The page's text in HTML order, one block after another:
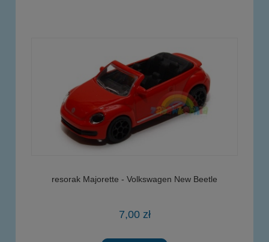
resorak Majorette - Volkswagen New Beetle
7,00 zł